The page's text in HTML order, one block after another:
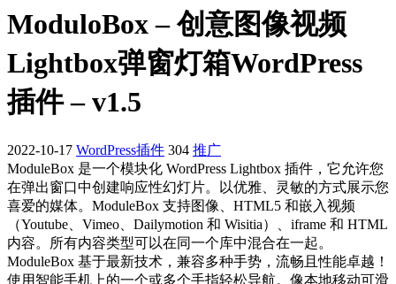
ModuloBox – 创意图像视频
Lightbox弹窗灯箱WordPress
插件 – v1.5
2022-10-17 WordPress插件 304 推广
ModuleBox 是一个模块化 WordPress Lightbox 插件，它允许您
在弹出窗口中创建响应性幻灯片。以优雅、灵敏的方式展示您
喜爱的媒体。ModuleBox 支持图像、HTML5 和嵌入视频
（Youtube、Vimeo、Dailymotion 和 Wisitia）、iframe 和 HTML
内容。所有内容类型可以在同一个库中混合在一起。
ModuleBox 基于最新技术，兼容多种手势，流畅且性能卓越！
使用智能手机上的一个或多个手指轻松导航。像本地移动可滑